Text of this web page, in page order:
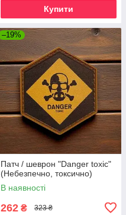
Купити
–19%
Патч / шеврон "Danger toxic"
(Небезпечно, токсично)
В наявності
262 ₴ 323 ₴